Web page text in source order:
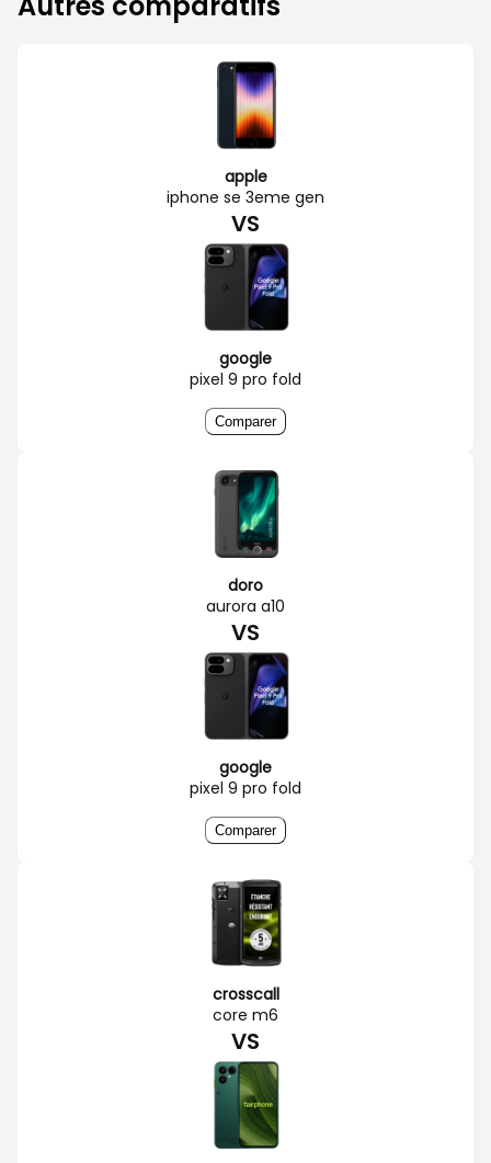
apple
iphone se 3eme gen
VS
google
pixel 9 pro fold
Comparer
doro
aurora a10
VS
google
pixel 9 pro fold
Comparer
crosscall
core m6
VS